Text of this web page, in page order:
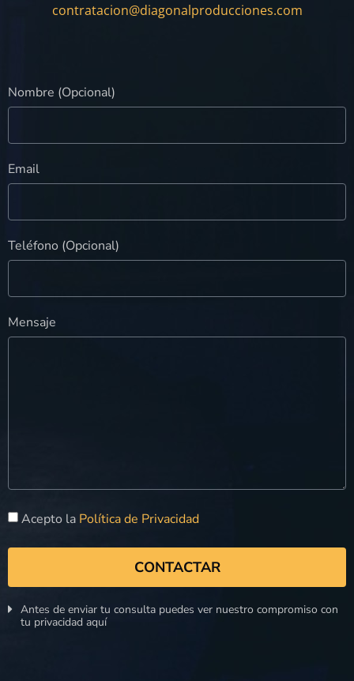
contratacion@diagonalproducciones.com
Nombre (Opcional)
Email
Teléfono (Opcional)
Mensaje
Acepto la Política de Privacidad
CONTACTAR
Antes de enviar tu consulta puedes ver nuestro compromiso con
tu privacidad aquí